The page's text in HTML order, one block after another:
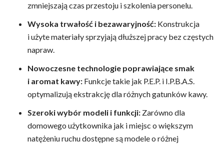
zmniejszają czas przestoju i szkolenia personelu.
Wysoka trwałość i bezawaryjność: Konstrukcja
i użyte materiały sprzyjają dłuższej pracy bez częstych
napraw.
Nowoczesne technologie poprawiające smak
i aromat kawy: Funkcje takie jak P.E.P. i I.P.B.A.S.
optymalizują ekstrakcję dla różnych gatunków kawy.
Szeroki wybór modeli i funkcji: Zarówno dla
domowego użytkownika jak i miejsc o większym
natężeniu ruchu dostępne są modele o różnej